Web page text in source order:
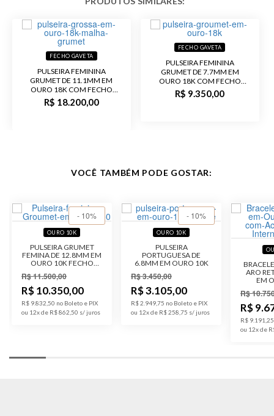
comprimento: 8,7 gramas
- Peso com 19,0 cm de
comprimento: 9,2 gramas
- Peso com 20,0 cm de
comprimento:9,7 gramas
- Peso com 21,0 cm de
comprimento: 10,2 gramas
- Peso com 22,0 cm de
Ouro 10K
Público Feminino
Malha Grumet
Acabamento Polido
Largura 9,5 mm
FECHO GAVETA
PULSEIRA FEMININA
GRUMET DE 11.1MM EM
OURO 18K COM FECHO
GAVETA
R$ 18.200,00
FECHO GAVETA
PULSEIRA FEMININA
GRUMET DE 7.7MM EM
OURO 18K COM FECHO
GAVETA
R$ 9.350,00
VOCÊ TAMBÉM PODE GOSTAR:
OURO 10K
PULSEIRA GRUMET
FEMINA DE 12.8MM EM
OURO 10K FECHO
R$ 11.500,00
- 10%
R$ 10.350,00
R$ 9.832,50 no Boleto e PIX
ou 12x de R$ 862,50
OURO 10K
PULSEIRA
PORTUGUESA DE
6.8MM EM OURO 10K
R$ 3.450,00
- 10%
R$ 3.105,00
R$ 2.949,75 no Boleto e PIX
ou 12x de R$ 258,75
ARO
EM
R$
R$
R$
ou 12x de